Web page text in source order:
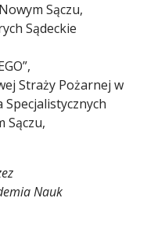
Sączu,
Sądeckie
Straży Pożarnej w
Specjalistycznych
Sączu,
Nauk